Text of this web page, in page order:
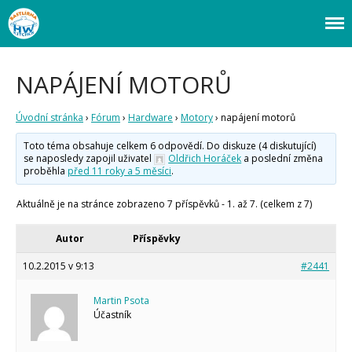
Úvod
Fórum
Staré fórum
Články
Často kladené dotazy
Vaše projekty
Webový magazín o bastlení a tvoření. Naučte se základy programování a
elektroniky zábavnou formou! Arduino a microbit projekty, návody,
NAPÁJENÍ MOTORŮ
Úvodní stránka › Fórum › Hardware › Motory› napájení motorů
Toto téma obsahuje celkem 6 odpovědí. Do diskuze (4 diskutující)
se naposledy zapojil uživatel
Oldřich Horáček a poslední změna
proběhla před 11 roky a 5 měsíci.
Aktuálně je na stránce zobrazeno 7 příspěvků - 1. až 7. (celkem z 7)
Autor Příspěvky
10.2.2015 v 9:13 #2441
Martin Psota
Účastník